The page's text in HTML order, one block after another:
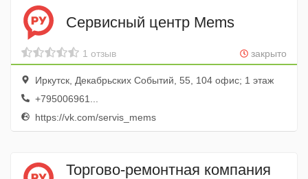
Сервисный центр Mems
закрыто
1 отзыв
Иркутск, Декабрьских Событий, 55, 104 офис; 1 этаж
+795006961...
https://vk.com/servis_mems
Торгово-ремонтная компания